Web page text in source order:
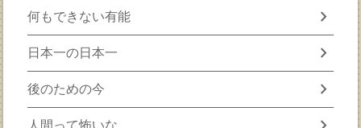
何もできない有能 chevron_right
日本一の日本一 chevron_right
後のための今 chevron_right
人間って怖いな